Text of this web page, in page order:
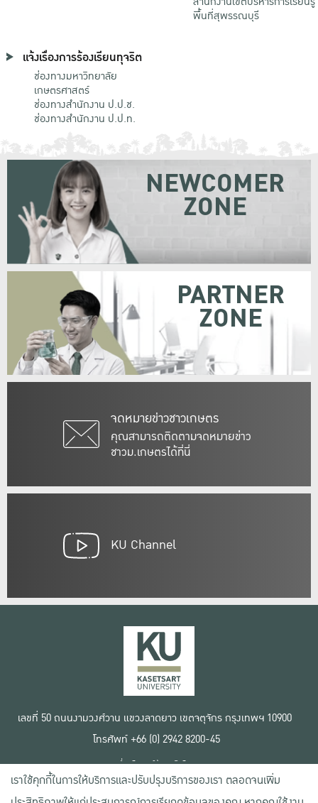
พื้นที่สุพรรณบุรี
แจ้งเรื่องการร้องเรียนทุจริต
ช่องทางมหาวิทยาลัย
เกษตรศาสตร์
ช่องทางสำนักงาน ป.ป.ช.
ช่องทางสำนักงาน ป.ป.ท.
จดหมายข่าวชาวเกษตร
คุณสามารถติดตามจดหมายข่าว
ชาวม.เกษตรได้ที่นี่
NEWCOMER
ZONE
PARTNER
ZONE
KU Channel
เลขที่ 50 ถนนงามวงศ์วาน แขวงลาดยาว เขตจตุจักร กรุงเทพฯ 10900
โทรศัพท์ +66 (0) 2942 8200-45
เงื่อนไขการใช้งานเว็บไซต์
ข้อตกลงด้านสิทธิ์ใช้งาน
นโยบายความเป็นส่วนตัว
เราใช้คุกกี้ในการให้บริการและปรับปรุงบริการของเรา ตลอดจนเพิ่ม